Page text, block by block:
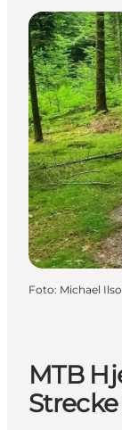
Foto: Michael
MTB